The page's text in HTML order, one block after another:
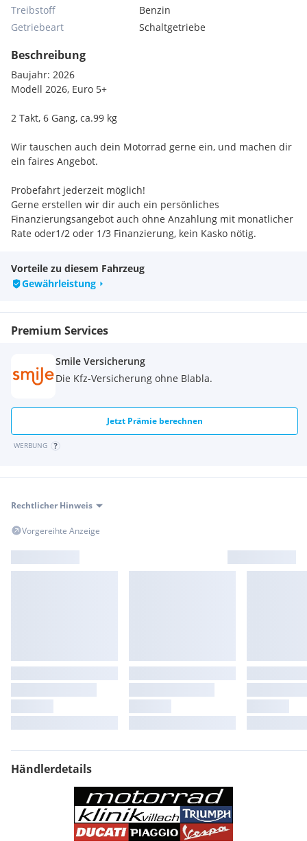
Treibstoff
Benzin
Getriebeart
Schaltgetriebe
Beschreibung
Baujahr: 2026
Modell 2026, Euro 5+
2 Takt, 6 Gang, ca.99 kg
Wir tauschen auch dein Motorrad gerne ein, und machen dir
ein faires Angebot.
Probefahrt jederzeit möglich!
Gerne erstellen wir dir auch ein persönliches
Finanzierungsangebot auch ohne Anzahlung mit monatlicher
Rate oder1/2 oder 1/3 Finanzierung, kein Kasko nötig.
Haus.
Wir haben ständig 100 Gebrauchtbikes in Leibnitz u. der
Filiale Villach lagernd alle Motorräder unter
Vorteile zu diesem Fahrzeug
Gewährleistung
Premium Services
Smile Versicherung
Die Kfz-Versicherung ohne Blabla.
Jetzt Prämie berechnen
WERBUNG
Rechtlicher Hinweis
Vorgereihte Anzeige
Händlerdetails